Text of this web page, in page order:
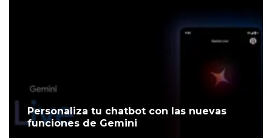
Personaliza tu chatbot con las nuevas
funciones de Gemini